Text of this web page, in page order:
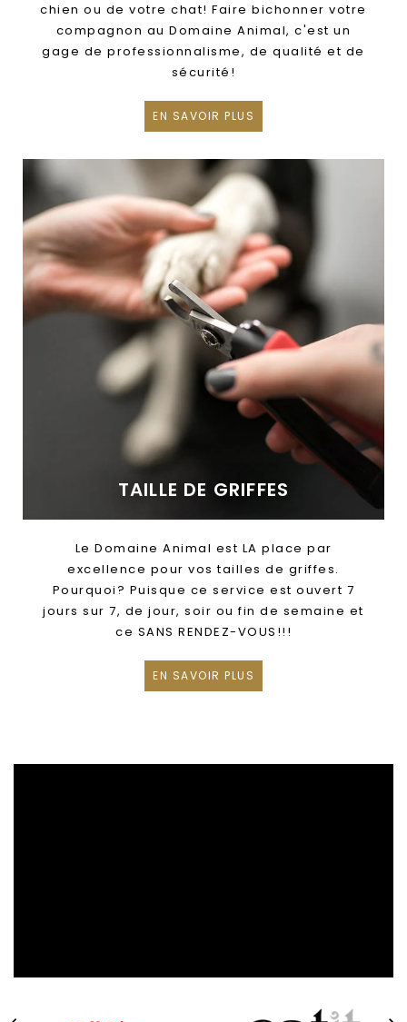
chien ou de votre chat! Faire bichonner votre
compagnon au Domaine Animal, c'est un
gage de professionnalisme, de qualité et de
sécurité!
EN SAVOIR PLUS
TAILLE DE GRIFFES
Le Domaine Animal est LA place par
excellence pour vos tailles de griffes.
Pourquoi? Puisque ce service est ouvert 7
jours sur 7, de jour, soir ou fin de semaine et
ce SANS RENDEZ-VOUS!!!
EN SAVOIR PLUS